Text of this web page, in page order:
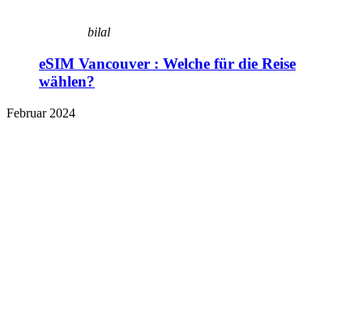
bilal
eSIM Vancouver : Welche für die Reise
wählen?
Februar 2024